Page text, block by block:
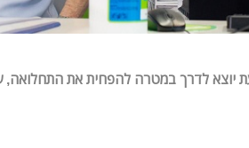
יוצא לדרך במטרה להפחית את התחלואה,